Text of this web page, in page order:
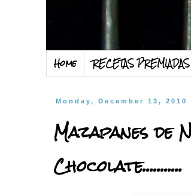
Home RECETAS
Monday, December 13, 2010
Mazapanes
Chocolate...........